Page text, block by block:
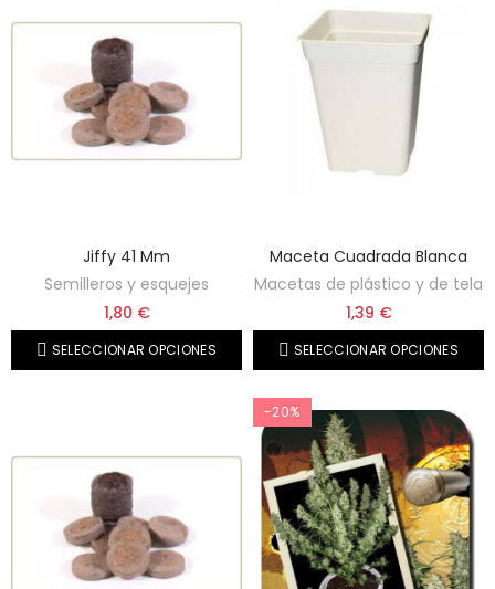
Jiffy 41 Mm
Semilleros y esquejes
1,80 €
SELECCIONAR OPCIONES
Maceta Cuadrada Blanca
Macetas de plástico y de tela
1,39 €
SELECCIONAR OPCIONES
-20%